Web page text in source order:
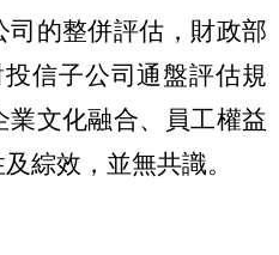
的整併評估，財政部
信子公司通盤評估規
文化融合、員工權益
綜效，並無共識。